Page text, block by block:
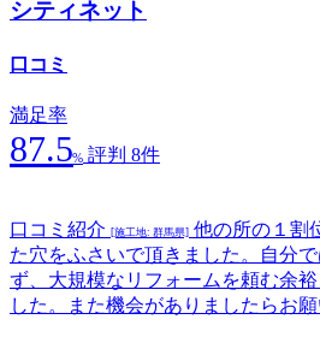
シティネット
口コミ
満足率
87.5% 評判 8件
口コミ紹介 [施工地: 群馬県] 他の所の１割
た穴をふさいで頂きました。自分
ず、大規模なリフォームを頼む余
した。また機会がありましたらお願